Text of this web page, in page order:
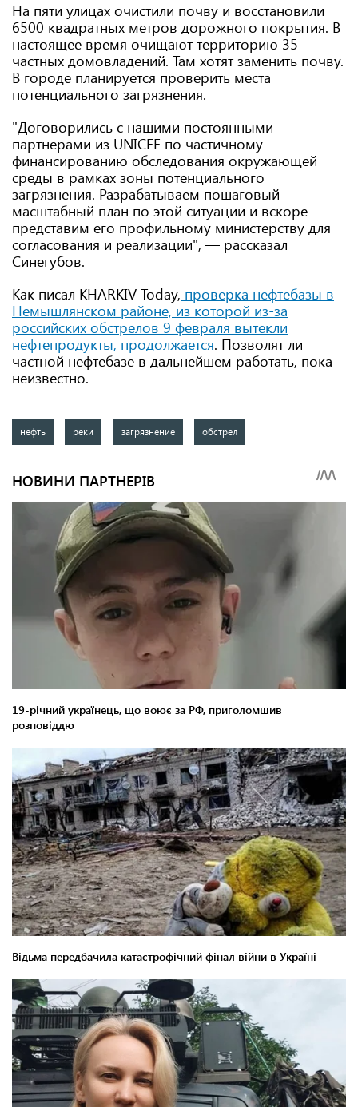
На пяти улицах очистили почву и восстановили
6500 квадратных метров дорожного покрытия. В
настоящее время очищают территорию 35
частных домовладений. Там хотят заменить почву.
В городе планируется проверить места
потенциального загрязнения.
"Договорились с нашими постоянными
партнерами из UNICEF по частичному
финансированию обследования окружающей
среды в рамках зоны потенциального
загрязнения. Разрабатываем пошаговый
масштабный план по этой ситуации и вскоре
представим его профильному министерству для
согласования и реализации", — рассказал
Синегубов.
Как писал KHARKIV Today, проверка нефтебазы в
Немышлянском районе, из которой из-за
российских обстрелов 9 февраля вытекли
нефтепродукты, продолжается. Позволят ли
частной нефтебазе в дальнейшем работать, пока
неизвестно.
нефть реки загрязнение обстрел